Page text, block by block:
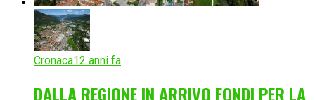
Cronaca12 anni fa
DALLA REGIONE IN ARRIVO FONDI PER LA